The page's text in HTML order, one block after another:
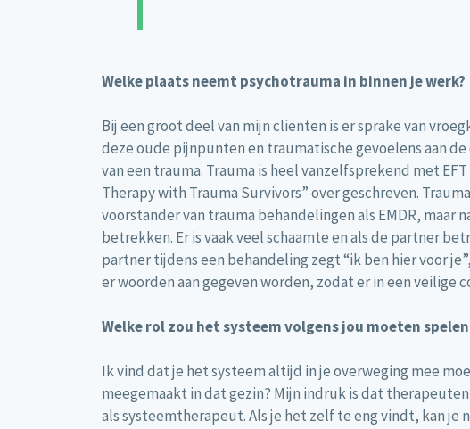
Welke plaats neemt psychotrauma in binnen je werk?
Bij een groot deel van mijn cliënten is er sprake van
deze oude pijnpunten en traumatische gevoelens aan
van een trauma. Trauma is heel vanzelfsprekend met
Therapy with Trauma Survivors” over geschreven.
voorstander van trauma behandelingen als EMDR,
betrekken. Er is vaak veel schaamte en als de partner
partner tijdens een behandeling zegt “ik ben hier voor
er woorden aan gegeven worden, zodat er in een veilige
Welke rol zou het systeem volgens jou moeten
Ik vind dat je het systeem altijd in je overweging mee
meegemaakt in dat gezin? Mijn indruk is dat
als systeemtherapeut. Als je het zelf te eng vindt, kan